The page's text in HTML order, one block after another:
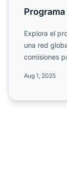
Explora el
una red
comisiones
Aug 1, 2025